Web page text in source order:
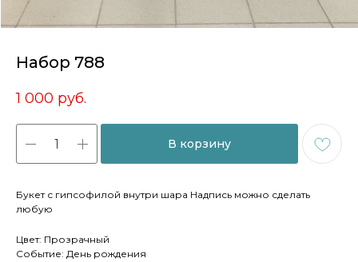
Набор 788
1 000 руб.
В корзину
Букет с гипсофилой внутри шара Надпись можно сделать
любую
Цвет: Прозрачный
Событие: День рождения